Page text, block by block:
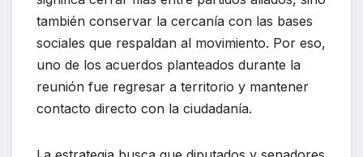
también conservar la cercanía con las bases
sociales que respaldan al movimiento. Por eso,
uno de los acuerdos planteados durante la
reunión fue regresar a territorio y mantener
contacto directo con la ciudadanía.